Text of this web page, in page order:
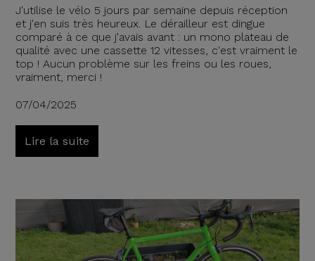
J'utilise le vélo 5 jours par semaine depuis réception
et j'en suis très heureux. Le dérailleur est dingue
comparé à ce que j'avais avant : un mono plateau de
qualité avec une cassette 12 vitesses, c'est vraiment le
top ! Aucun problème sur les freins ou les roues,
vraiment, merci !
07/04/2025
Lire la suite